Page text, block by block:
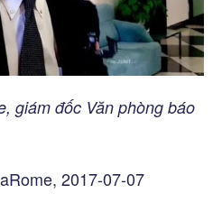
giám đốc Văn phòng báo
2017-07-07